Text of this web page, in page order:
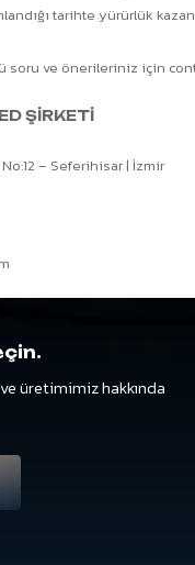
tarihte yürürlük
soru ve önerileriniz için
ŞİRKETİ
No:12 – Seferihisar | İzmir
veüretimimizhakkında